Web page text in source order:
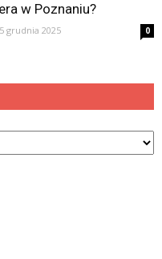
w Poznaniu?
5 grudnia 2025 0